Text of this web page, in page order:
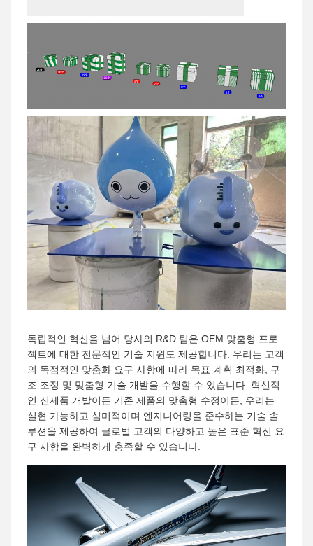
독립적인 혁신을 넘어 당사의 R&D 팀은 OEM 맞춤형 프로
젝트에 대한 전문적인 기술 지원도 제공합니다. 우리는 고객
의 독점적인 맞춤화 요구 사항에 따라 목표 계획 최적화, 구
조 조정 및 맞춤형 기술 개발을 수행할 수 있습니다. 혁신적
인 신제품 개발이든 기존 제품의 맞춤형 수정이든, 우리는
실현 가능하고 심미적이며 엔지니어링을 준수하는 기술 솔
루션을 제공하여 글로벌 고객의 다양하고 높은 표준 혁신 요
구 사항을 완벽하게 충족할 수 있습니다.